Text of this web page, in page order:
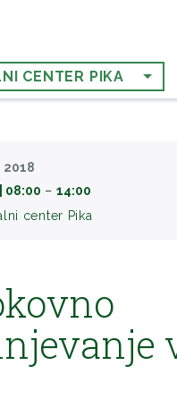
CENTER PIKA
2018
08:00 − 14:00
center Pika